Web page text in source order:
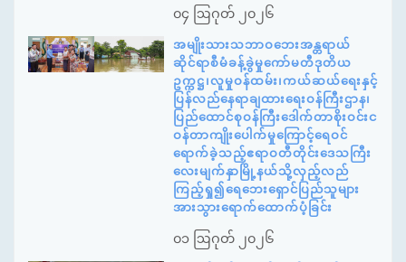
၀၄ ဩဂုတ် ၂၀၂၆
အမျိုးသားသဘာဝဘေးအန္တရာယ်
ဆိုင်ရာစီမံခန့်ခွဲမှုကော်မတီဒုတိယ
ဥက္ကဋ္ဌ၊လူမှုဝန်ထမ်း၊ကယ်ဆယ်ရေးနှင့်
ပြန်လည်နေရာချထားရေးဝန်ကြီးဌာန၊
ပြည်ထောင်စုဝန်ကြီးဒေါက်တာစိုးဝင်းင
ဝန်တာကျိုးပေါက်မှုကြောင့်ရေဝင်
ရောက်ခဲ့သည့်ဧရာဝတီတိုင်းဒေသကြီး
လေးမျက်နှာမြို့နယ်သို့လှည့်လည်
ကြည့်ရှု၍ရေဘေးရှောင်ပြည်သူများ
အားသွားရောက်ထောက်ပံ့ခြင်း
၀၁ ဩဂုတ် ၂၀၂၆